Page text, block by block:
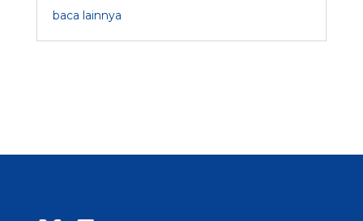
baca lainnya